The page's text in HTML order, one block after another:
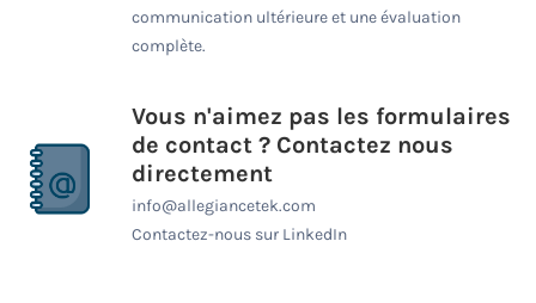
communication ultérieure et une évaluation
complète.
Vous n'aimez pas les formulaires
de contact ? Contactez nous
directement
info@allegiancetek.com
Contactez-nous sur LinkedIn